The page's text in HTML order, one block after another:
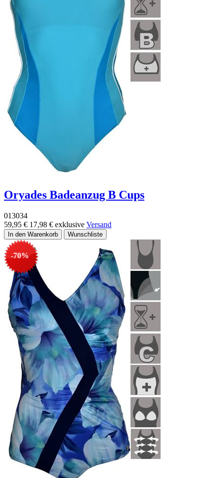
Oryades Badeanzug B Cups
013034
59,95 € 17,98 € exklusive Versand
-70%